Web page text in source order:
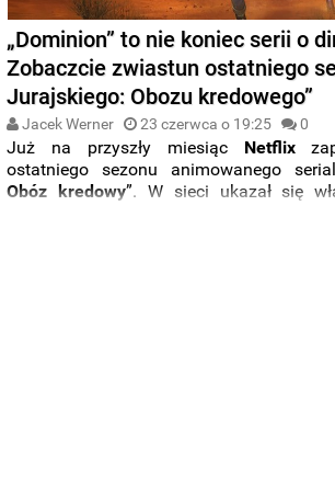
„Dominion” to nie koniec serii o
Zobaczcie zwiastun ostatniego
Jurajskiego: Obozu kredowego”
Jacek Werner 23 czerwca o 19:25 0
Już na przyszły miesiąc Netflix
ostatniego sezonu animowanego
Obóz kredowy”. W sieci ukazał się
zwiastun odcinków, które
nastolatków uwięzionej na wyspie pełnej